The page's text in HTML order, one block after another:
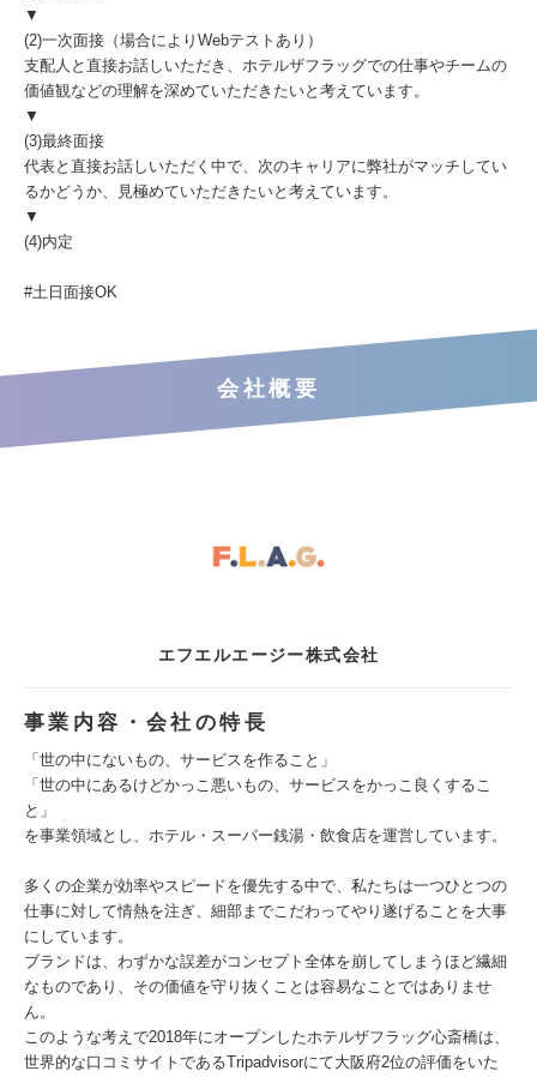
▼
(2)一次面接（場合によりWebテストあり）
支配人と直接お話しいただき、ホテルザフラッグでの仕事やチームの
価値観などの理解を深めていただきたいと考えています。
▼
(3)最終面接
代表と直接お話しいただく中で、次のキャリアに弊社がマッチしてい
るかどうか、見極めていただきたいと考えています。
▼
(4)内定
#土日面接OK
会社概要
エフエルエージー株式会社
事業内容・会社の特長
「世の中にないもの、サービスを作ること」
「世の中にあるけどかっこ悪いもの、サービスをかっこ良くするこ
と」
を事業領域とし、ホテル・スーパー銭湯・飲食店を運営しています。
多くの企業が効率やスピードを優先する中で、私たちは一つひとつの
仕事に対して情熱を注ぎ、細部までこだわってやり遂げることを大事
にしています。
ブランドは、わずかな誤差がコンセプト全体を崩してしまうほど繊細
なものであり、その価値を守り抜くことは容易なことではありませ
ん。
このような考えで2018年にオープンしたホテルザフラッグ心斎橋は、
世界的な口コミサイトであるTripadvisorにて大阪府2位の評価をいた